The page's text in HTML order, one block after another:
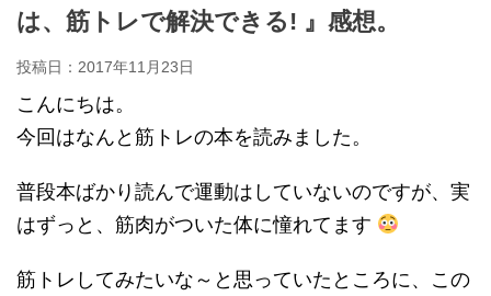
は、筋トレで解決できる! 』感想。
投稿日： 2017年11月23日
こんにちは。
今回はなんと筋トレの本を読みました。
普段本ばかり読んで運動はしていないのですが、実
はずっと、筋肉がついた体に憧れてます
筋トレしてみたいな～と思っていたところに、この